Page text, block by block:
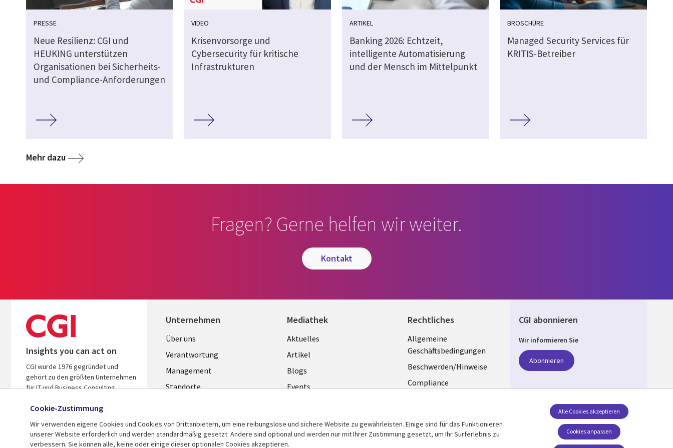
PRESSE
Neue Resilienz: CGI und
HEUKING unterstützen
Organisationen bei Sicherheits-
und Compliance-Anforderungen
VIDEO
Krisenvorsorge und
Cybersecurity für kritische
Infrastrukturen
ARTIKEL
Banking 2026: Echtzeit,
intelligente Automatisierung
und der Mensch im Mittelpunkt
BROSCHÜRE
Managed Security Services für
KRITIS-Betreiber
Mehr dazu
Fragen? Gerne helfen wir weiter.
kontakt
Insights you can act on
CGI wurde 1976 gegründet und
gehört zu den größten Unternehmen
für IT und Business Consulting
handeln ergebnisorientiert und
Unternehmen
Useful
links
GERMANY
Über uns
Verantwortung
Management
Standorte
Mediathek
Library
Links
GERMANY
Aktuelles
Artikel
Blogs
Events
Standpunkt
Rechtliches
Legal
GERMANY
Allgemeine
Geschäftsbedingungen
Beschwerden/Hinweise
Compliance
Cookie-Einstellungen
CGI abonnieren
Wir informieren Sie
Abonnieren
Folgen Sie uns
Social Media GERMANY
Cookie-Zustimmung
Wir verwenden eigene Cookies und Cookies von Drittanbietern, um eine reibungslose und sichere Website zu gewährleisten. Einige sind für das Funktionieren
unserer Website erforderlich und werden standardmäßig gesetzt. Andere sind optional und werden nur mit Ihrer Zustimmung gesetzt, um Ihr Surferlebnis zu
verbessern. Sie können alle, keine oder einige dieser optionalen Cookies akzeptieren.
Cookies anpassen
Alle Cookies akzeptieren